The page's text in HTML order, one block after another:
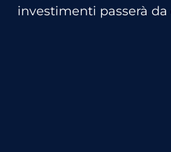
investimenti passerà